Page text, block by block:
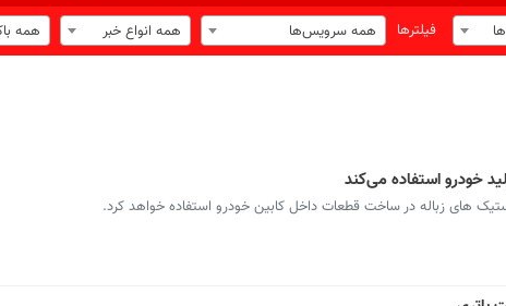
فیلترها همه سرویس‌ها همه انواع خبر همه
خودرو استفاده می‌کند
های زباله در ساخت قطعات داخل کابین خودرو استفاده خواهد کرد.